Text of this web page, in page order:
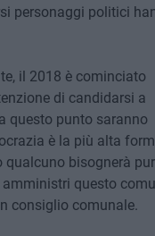
personaggi politici
il 2018 è cominciato
di candidarsi a
questo punto saranno
è la più alta
bisognerà pur
questo
consiglio comunale.